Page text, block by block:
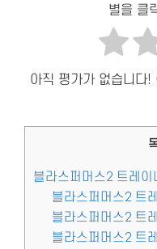
별을 클
아직 평가가 없습니다
블라스퍼머스2 트레이
블라스퍼머스2 트
블라스퍼머스2 트
블라스퍼머스2 트